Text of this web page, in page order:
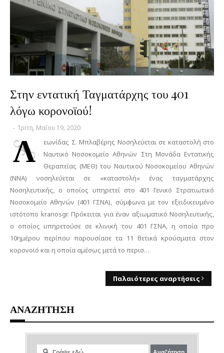
Στην εντατική Ταγματάρχης του 401
λόγω κορονοϊού!
- Τρίτη, Μαΐου 19, 2020
Λ
εωνίδας Σ. Μπλαβέρης Νοσηλεύεται σε καταστολή στο
Ναυτικό Νοσοκομείο Αθηνών Στη Μονάδα Εντατικής
Θεραπείας (ΜΕΘ) του Ναυτικού Νοσοκομείου Αθηνών
(ΝΝΑ) νοσηλεύεται σε «καταστολή» ένας ταγματάρχης
Νοσηλευτικής, ο οποίος υπηρετεί στο 401 Γενικό Στρατιωτικό
Νοσοκομείο Αθηνών (401 ΓΣΝΑ), σύμφωνα με τον εξειδικευμένο
ιστότοπο kranosgr. Πρόκειται για έναν αξιωματικό Νοσηλευτικής,
ο οποίος υπηρετούσε σε κλινική του 401 ΓΣΝΑ, η οποία προ
10ημέρου περίπου παρουσίασε τα 11 θετικά κρούσματα στον
κορονοϊό και η οποία αμέσως μετά το περισ…
Παλαιότερες αναρτήσεις
ΑΝΑΖΗΤΗΣΗ